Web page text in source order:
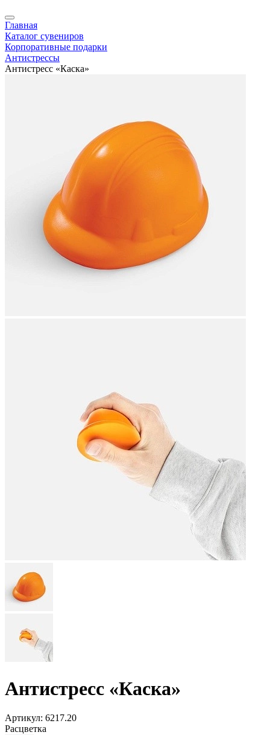
Главная
Каталог сувениров
Корпоративные подарки
Антистрессы
Антистресс «Каска»
Антистресс «Каска»
Артикул: 6217.20
Расцветка